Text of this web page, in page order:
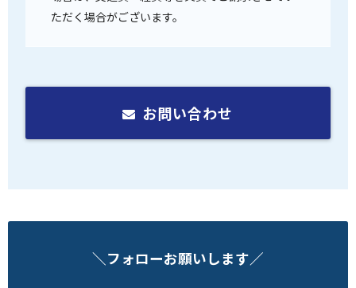
ただく場合がございます。
お問い合わせ
＼フォローお願いします／